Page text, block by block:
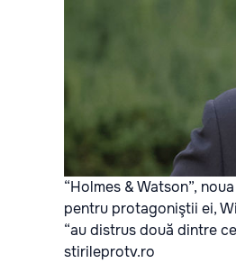
“Holmes & Watson”,
pentru protagoniştii ei,
“au distrus două dintre
stirileprotv.ro